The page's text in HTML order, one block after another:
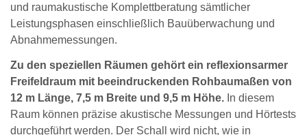
und raumakustische Komplettberatung sämtlicher
Leistungsphasen einschließlich Bauüberwachung und
Abnahmemessungen.
Zu den speziellen Räumen gehört ein reflexionsarmer
Freifeldraum mit beeindruckenden Rohbaumaßen von
12 m Länge, 7,5 m Breite und 9,5 m Höhe. In diesem
Raum können präzise akustische Messungen und Hörtests
durchgeführt werden. Der Schall wird nicht, wie in